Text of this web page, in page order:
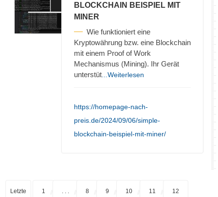
BLOCKCHAIN BEISPIEL MIT
MINER
Wie funktioniert eine
Kryptowährung bzw. eine Blockchain
mit einem Proof of Work
Mechanismus (Mining). Ihr Gerät
unterstüt ...Weiterlesen
https://homepage-nach-
preis.de/2024/09/06/simple-
blockchain-beispiel-mit-miner/
Letzte 1 8 9 10 11 12